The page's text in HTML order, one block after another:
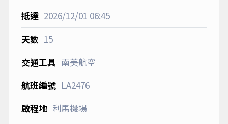
2026/12/01 06:45
15
南美航空
LA2476
利馬機場